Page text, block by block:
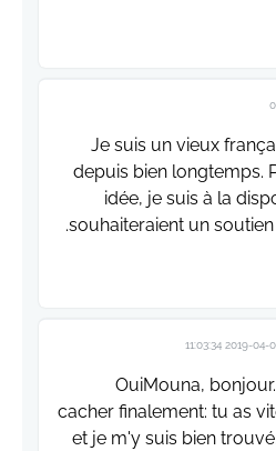
Je suis un vieux
depuis bien longtemps.
idée, je suis à la
souhaiteraient un
2019-04-07
OuiMouna,
cacher finalement: tu as
et je m'y suis bien